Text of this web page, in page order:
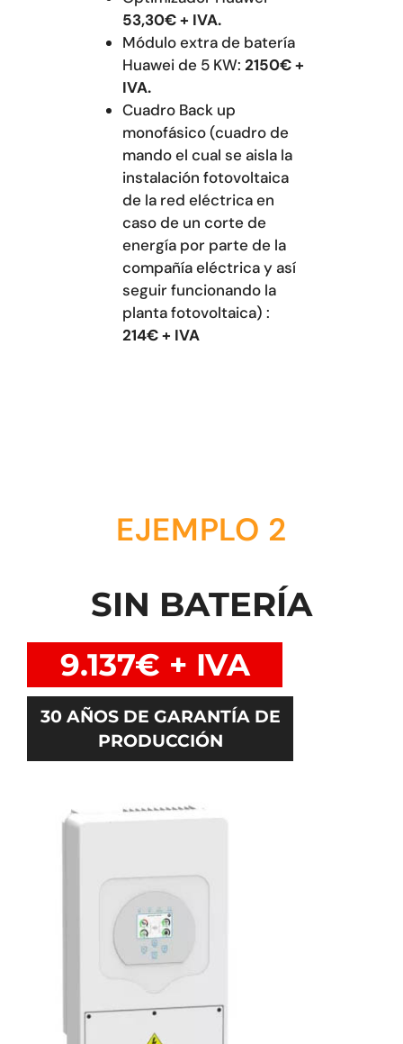
53,30€ + IVA.
Módulo extra de batería
Huawei de 5 KW:2150€ +
IVA.
Cuadro Back up
monofásico (cuadro de
mando el cual se aisla la
instalación fotovoltaica
de la red eléctrica en
caso de un corte de
energía por parte de la
compañía eléctrica y así
seguir funcionando la
planta fotovoltaica) :
214€ + IVA
EJEMPLO 2
SIN BATERÍA
9.137€ + IVA
30 AÑOS DE GARANTÍA DE
PRODUCCIÓN